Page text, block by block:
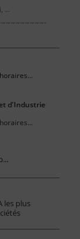
…
d'Industrie
les plus